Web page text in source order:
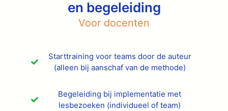
en begeleiding
Voor docenten
Starttraining voor teams door de auteur
(alleen bij aanschaf van de methode)
Begeleiding bij implementatie met
lesbezoeken (individueel of team)